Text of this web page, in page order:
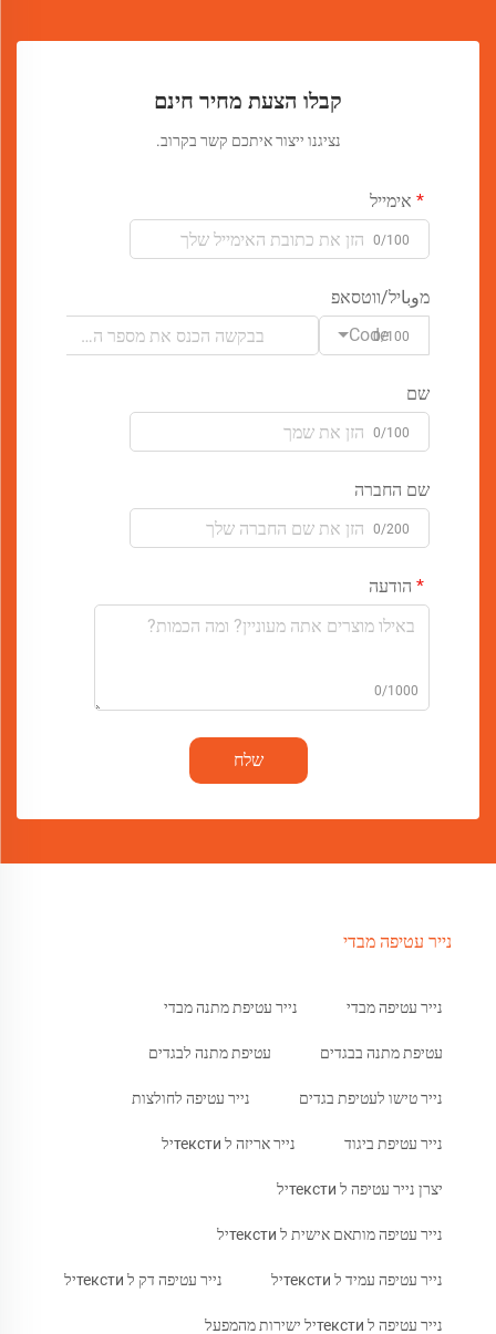
קבלו הצעת מחיר חינם
נציגנו ייצור איתכם קשר בקרוב.
אימייל
0/100
מوباיל/ווטסאפ
Code0/100
שם
0/100
שם החברה
0/200
הודעה
0/1000
שלח
נייר עטיפה מבדי
נייר עטיפה מבדי נייר עטיפת מתנה מבדי
עטיפת מתנה בבגדים עטיפת מתנה לבגדים
נייר טישו לעטיפת בגדים נייר עטיפה לחולצות
נייר עטיפת ביגוד נייר אריזה ל текстиיל
יצרן נייר עטיפה ל текстиיל
נייר עטיפה מותאם אישית ל текстиיל
נייר עטיפה עמיד ל текстиיל נייר עטיפה דק ל текстиיל
נייר עטיפה ל текстиיל ישירות מהמפעל